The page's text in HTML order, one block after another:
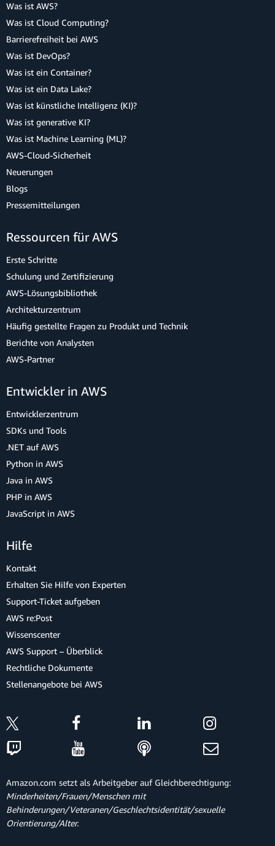
Was ist AWS?
Was ist Cloud Computing?
Barrierefreiheit bei AWS
Was ist DevOps?
Was ist ein Container?
Was ist ein Data Lake?
Was ist künstliche Intelligenz (KI)?
Was ist generative KI?
Was ist Machine Learning (ML)?
AWS-Cloud-Sicherheit
Neuerungen
Blogs
Pressemitteilungen
Ressourcen für AWS
Erste Schritte
Schulung und Zertifizierung
AWS-Lösungsbibliothek
Architekturzentrum
Häufig gestellte Fragen zu Produkt und Technik
Berichte von Analysten
AWS-Partner
Entwickler in AWS
Entwicklerzentrum
SDKs und Tools
.NET auf AWS
Python in AWS
Java in AWS
PHP in AWS
JavaScript in AWS
Hilfe
Kontakt
Erhalten Sie Hilfe von Experten
Support-Ticket aufgeben
AWS re:Post
Wissenscenter
AWS Support – Überblick
Rechtliche Dokumente
Stellenangebote bei AWS
Amazon.com setzt als Arbeitgeber auf Gleichberechtigung:
Minderheiten/Frauen/Menschen mit
Behinderungen/Veteranen/Geschlechtsidentität/sexuelle
Orientierung/Alter.